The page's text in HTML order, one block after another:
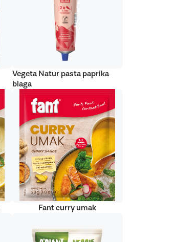
Vegeta Natur pasta paprika
blaga
Fant curry umak